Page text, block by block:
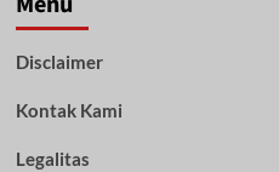
Disclaimer
Kontak Kami
Legalitas